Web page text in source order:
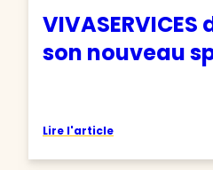
son nouveau
Lire l'article